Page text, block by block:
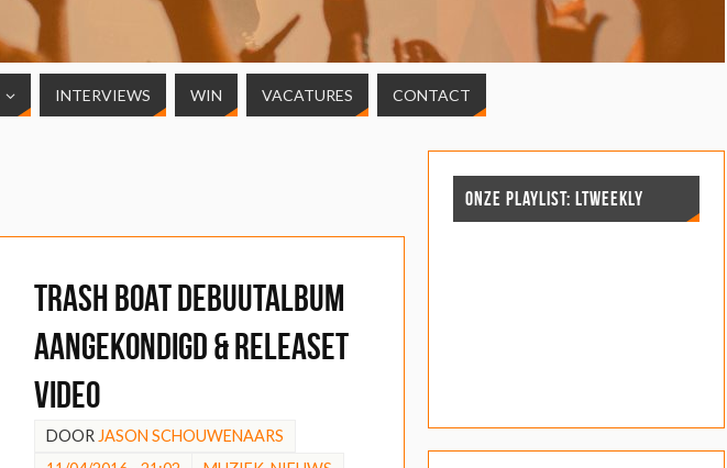
INTERVIEWS WIN VACATURES CONTACT
Trash Boat debuutalbum
aangekondigd & releaset
video
DOOR JASON SCHOUWENAARS
ONZE PLAYLIST: LTWEEKLY